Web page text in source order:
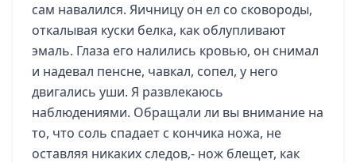
сам навалился. Яичницу он ел со сковороды,
откалывая куски белка, как облупливают
эмаль. Глаза его налились кровью, он снимал
и надевал пенсне, чавкал, сопел, у него
двигались уши. Я развлекаюсь
наблюдениями. Обращали ли вы внимание на
то, что соль спадает с кончика ножа, не
оставляя никаких следов,- нож блещет, как